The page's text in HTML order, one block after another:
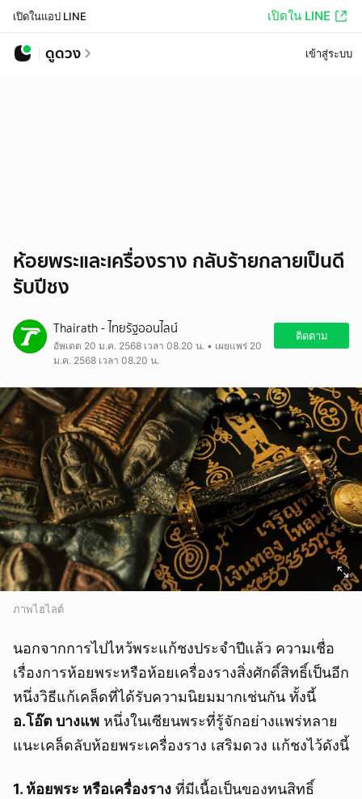
เปิดในแอป LINE เปิดใน LINE
ดูดวง เข้าสู่ระบบ
ห้อยพระและเครื่องราง กลับร้ายกลายเป็นดี
รับปีชง
Thairath - ไทยรัฐออนไลน์
อัพเดต 20 ม.ค. 2568 เวลา 08.20 น. • เผยแพร่ 20
ม.ค. 2568 เวลา 08.20 น.
ติดตาม
ภาพไฮไลต์
นอกจากการไปไหว้พระแก้ชงประจำปีแล้ว ความเชื่อ
เรื่องการห้อยพระหรือห้อยเครื่องรางสิ่งศักดิ์สิทธิ์เป็นอีก
หนึ่งวิธีแก้เคล็ดที่ได้รับความนิยมมากเช่นกัน ทั้งนี้
อ.โอ๊ต บางแพ หนึ่งในเซียนพระที่รู้จักอย่างแพร่หลาย
แนะเคล็ดลับห้อยพระเครื่องราง เสริมดวง แก้ชงไว้ดังนี้
1. ห้อยพระ หรือเครื่องราง ที่มีเนื้อเป็นของทนสิทธิ์